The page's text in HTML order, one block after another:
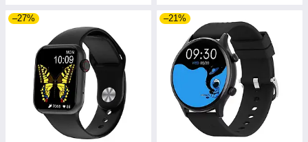
–27% –21%